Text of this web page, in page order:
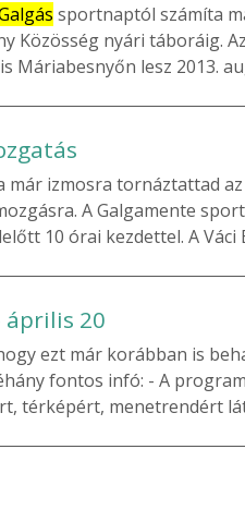
sportnaptól számíta
Közösség nyári táboráig.
Máriabesnyőn lesz 2013.
már izmosra tornáztattad
A Galgamente
10 órai kezdettel. A Váci
április 20
ezt már korábban is
fontos infó: - A
térképért, menetrendért